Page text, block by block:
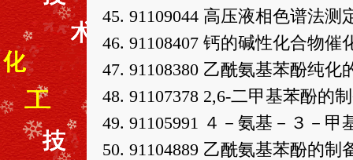
45. 91109044 高压液相色谱法
46. 91108407 钙的碱性化合物催
47. 91108380 乙酰氨基苯酚纯化
48. 91107378 2,6-二甲基苯酚的
49. 91105991 ４－氨基－３－甲
50. 91104889 乙酰氨基苯酚的制